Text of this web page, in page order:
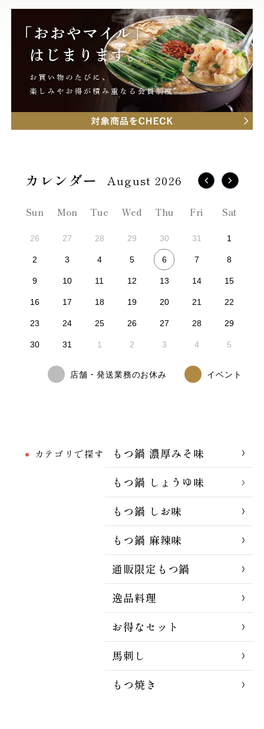
カテゴリで探す
もつ鍋 濃厚みそ味
もつ鍋 しょうゆ味
もつ鍋 しお味
もつ鍋 麻辣味
通販限定もつ鍋
逸品料理
お得なセット
馬刺し
もつ焼き
August 2026
Sun Mon Tue Wed Thu Fri Sat
26 27 28 29 30 31 1
2 3 4 5 6 7 8
9 10 11 12 13 14 15
16 17 18 19 20 21 22
23 24 25 26 27 28 29
30 31 1 2 3 4 5
店舗・発送業務のお休み イベント